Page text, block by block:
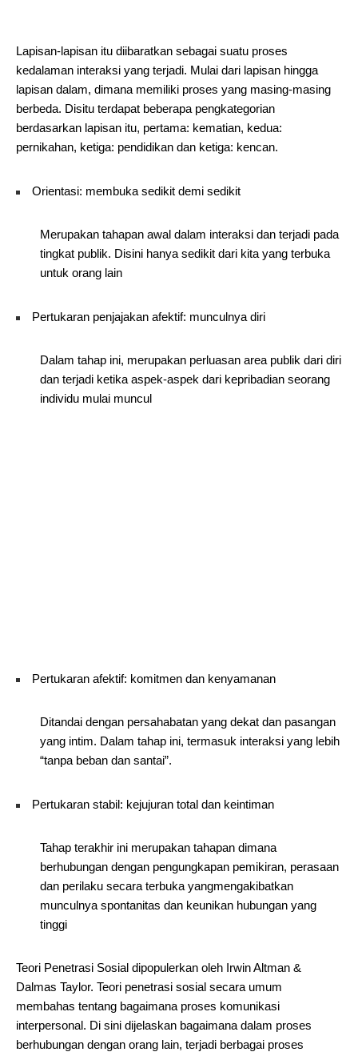
Lapisan-lapisan itu diibaratkan sebagai suatu proses
kedalaman interaksi yang terjadi. Mulai dari lapisan hingga
lapisan dalam, dimana memiliki proses yang masing-masing
berbeda. Disitu terdapat beberapa pengkategorian
berdasarkan lapisan itu, pertama: kematian, kedua:
pernikahan, ketiga: pendidikan dan ketiga: kencan.
Orientasi: membuka sedikit demi sedikit
Merupakan tahapan awal dalam interaksi dan terjadi pada
tingkat publik. Disini hanya sedikit dari kita yang terbuka
untuk orang lain
Pertukaran penjajakan afektif: munculnya diri
Dalam tahap ini, merupakan perluasan area publik dari diri
dan terjadi ketika aspek-aspek dari kepribadian seorang
individu mulai muncul
Pertukaran afektif: komitmen dan kenyamanan
Ditandai dengan persahabatan yang dekat dan pasangan
yang intim. Dalam tahap ini, termasuk interaksi yang lebih
“tanpa beban dan santai”.
Pertukaran stabil: kejujuran total dan keintiman
Tahap terakhir ini merupakan tahapan dimana
berhubungan dengan pengungkapan pemikiran, perasaan
dan perilaku secara terbuka yangmengakibatkan
munculnya spontanitas dan keunikan hubungan yang
tinggi
Teori Penetrasi Sosial dipopulerkan oleh Irwin Altman &
Dalmas Taylor. Teori penetrasi sosial secara umum
membahas tentang bagaimana proses komunikasi
interpersonal. Di sini dijelaskan bagaimana dalam proses
berhubungan dengan orang lain, terjadi berbagai proses